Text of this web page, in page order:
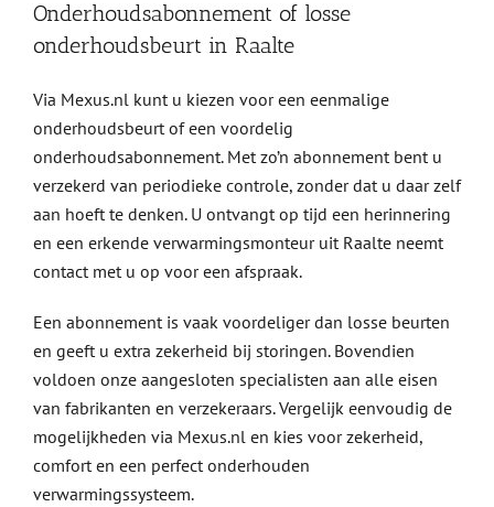
Onderhoudsabonnement of losse
onderhoudsbeurt in Raalte
Via Mexus.nl kunt u kiezen voor een eenmalige
onderhoudsbeurt of een voordelig
onderhoudsabonnement. Met zo’n abonnement bent u
verzekerd van periodieke controle, zonder dat u daar zelf
aan hoeft te denken. U ontvangt op tijd een herinnering
en een erkende verwarmingsmonteur uit Raalte neemt
contact met u op voor een afspraak.
Een abonnement is vaak voordeliger dan losse beurten
en geeft u extra zekerheid bij storingen. Bovendien
voldoen onze aangesloten specialisten aan alle eisen
van fabrikanten en verzekeraars. Vergelijk eenvoudig de
mogelijkheden via Mexus.nl en kies voor zekerheid,
comfort en een perfect onderhouden
verwarmingssysteem.